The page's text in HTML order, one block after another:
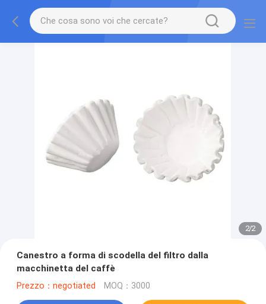
2/2
Canestro a forma di scodella del filtro dalla
macchinetta del caffè
Prezzo：negotiated MOQ：3000